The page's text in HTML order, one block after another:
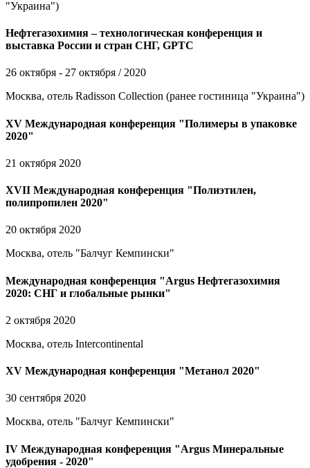
"Украина")
Нефтегазохимия – технологическая конференция и
выставка России и стран СНГ, GPTC
26 октября - 27 октября / 2020
Москва, отель Radisson Collection (ранее гостиница "Украина")
XV Международная конференция "Полимеры в упаковке
2020"
21 октября 2020
XVII Международная конференция "Полиэтилен,
полипропилен 2020"
20 октября 2020
Москва, отель "Балчуг Кемпински"
Международная конференция "Argus Нефтегазохимия
2020: СНГ и глобальные рынки"
2 октября 2020
Москва, отель Intercontinental
XV Международная конференция "Метанол 2020"
30 сентября 2020
Москва, отель "Балчуг Кемпински"
IV Международная конференция "Argus Минеральные
удобрения - 2020"